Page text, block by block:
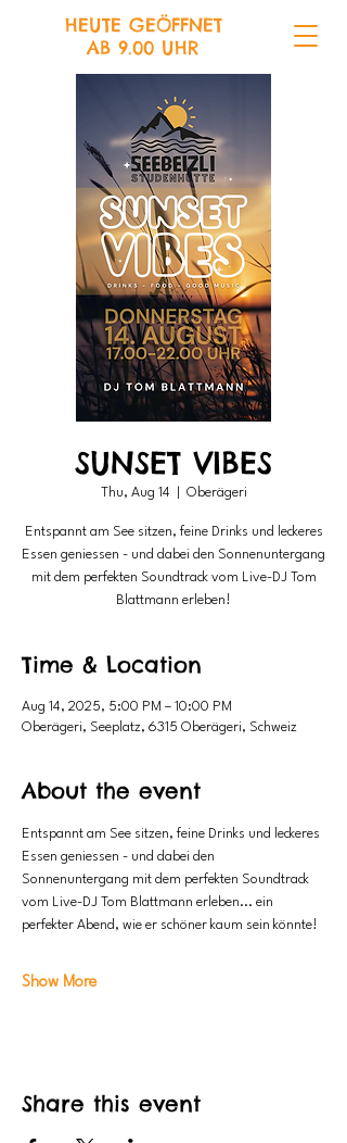
HEUTE GEÖFFNET
AB 9.00 UHR
SUNSET VIBES
Thu, Aug 14 Oberägeri
Entspannt am See sitzen, feine Drinks und leckeres
Essen geniessen - und dabei den Sonnenuntergang
mit dem perfekten Soundtrack vom Live-DJ Tom
Blattmann erleben!
Time & Location
Aug 14, 2025, 5:00 PM – 10:00 PM
Oberägeri, Seeplatz, 6315 Oberägeri, Schweiz
About the event
Entspannt am See sitzen, feine Drinks und leckeres
Essen geniessen - und dabei den
Sonnenuntergang mit dem perfekten Soundtrack
vom Live-DJ Tom Blattmann erleben... ein
perfekter Abend, wie er schöner kaum sein könnte!
Show More
Share this event